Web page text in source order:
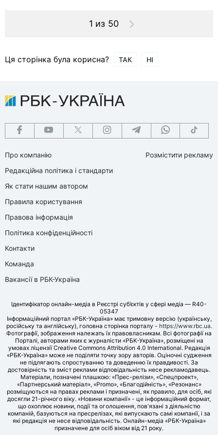
1 из 50
Ця сторінка була корисна? ТАК НІ
Про компанію
Редакційна політика і стандарти
Як стати нашим автором
Правила користування
Правова інформація
Політика конфіденційності
Контакти
Команда
Вакансії в РБК-Україна
Розмістити рекламу
Ідентифікатор онлайн-медіа в Реєстрі суб’єктів у сфері медіа — R40-
05347
Інформаційний портал «РБК-Україна» має тримовну версію (українську,
російську та англійську), головна сторінка порталу - https://www.rbc.ua.
Фотографії, зображення належать їх правовласникам. Всі фотографії на
Порталі, авторами яких є журналісти «РБК-Україна», розміщені на
умовах ліцензії Creative Commons Attribution 4.0 International. Редакція
«РБК-Україна» може не поділяти точку зору авторів. Оціночні судження
не підлягають спростуванню та доведенню їх правдивості. За
достовірність та зміст реклами відповідальність несе рекламодавець.
Матеріали, позначені плашкою: «Прес-релізи», «Спецпроект»,
«Партнерський матеріал», «Promo», «Благодійність», «Резонанс»
розміщуються на правах реклами і призначені, як правило, для осіб, які
досягли 21-річного віку. «Новини компанії» - це інформаційний формат,
що охоплює новини, події та оголошення, пов'язані з діяльністю
компаній, базуються на пресрелізах, які випускають самі компанії, і за
які редакція не несе відповідальність. Онлайн-медіа «РБК-Україна»
призначене для осіб віком від 21 року.